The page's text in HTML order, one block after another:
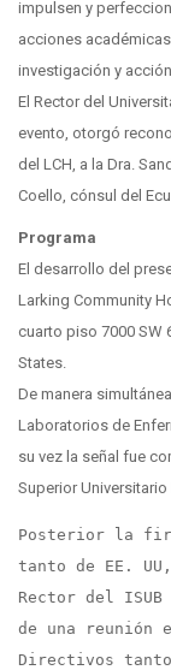
impulsen y
acciones
investigación y
El Rector del
evento, otorgó
del LCH, a la Dra.
Coello, cónsul del
Programa
El desarrollo del
Larking Community
cuarto piso 7000 SW
States.
De manera
Laboratorios de
su vez la señal fue
Superior Universitario
Posterior la
tanto de EE.
Rector del
de una reunión
Directivos tanto